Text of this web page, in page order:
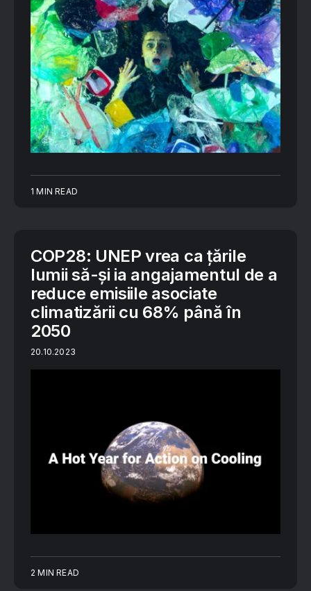
1 MIN READ
COP28: UNEP vrea ca țările
lumii să-și ia angajamentul de a
reduce emisiile asociate
climatizării cu 68% până în
2050
20.10.2023
2 MIN READ